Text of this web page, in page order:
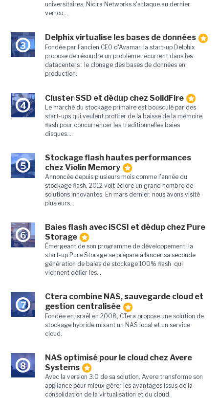
universitaires, Nicira Networks s'attaque au dernier
verrou...
3
Delphix virtualise les bases de données
Fondée par l'ancien CEO d'Avamar, la start-up Delphix
propose de résoudre un problème récurrent dans les
datacenters : le clonage des bases de données en
production.
4
Cluster SSD et dédup chez SolidFire
Le marché du stockage primaire est bousculé par des
start-ups qui veulent profiter de la baisse de la mémoire
flash pour concurrencer les traditionnelles baies
disques....
5
Stockage flash hautes performances
chez Violin Memory
Annoncée depuis plusieurs mois comme l'année du
stockage flash, 2012 voit éclore un grand nombre de
solutions innovantes. En mars dernier, nous avons visité
plusieurs...
6
Baies flash avec iSCSI et dédup chez Pure
Storage
Émergeant de son programme de développement, la
start-up Pure Storage se prépare à lancer sa seconde
génération de baies de stockage 100% flash qui
viennent défier les...
7
Ctera combine NAS, sauvegarde cloud et
gestion centralisée
Fondée en Israël en 2008, CTera propose une solution de
stockage hybride mixant un NAS local et un service
cloud.
8
NAS optimisé pour le cloud chez Avere
Systems
Avec la version 3.0 de sa solution, Avere transforme son
appliance pour mieux gérer les avantages issus de la
consolidation de la virtualisation et du cloud.